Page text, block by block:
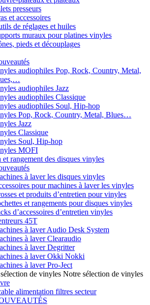
presseurs
et accessoires
de réglages et huiles
muraux pour platines vinyles
pieds et découplages
audiophiles Pop, Rock, Country, Metal,
audiophiles Jazz
audiophiles Classique
audiophiles Soul, Hip-hop
Pop, Rock, Country, Metal, Blues…
Jazz
Classique
Soul, Hip-hop
MOFI
et rangement des disques vinyles
à laver les disques vinyles
pour machines à laver les vinyles
et produits d’entretien pour vinyles
et rangements pour disques vinyles
d’accessoires d’entretien vinyles
45T
à laver Audio Desk System
à laver Clearaudio
à laver Degritter
à laver Okki Nokki
à laver Pro-Ject
Notre sélection de vinyles
alimentation filtres secteur